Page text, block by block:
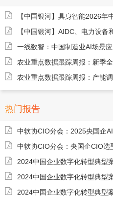
一线数智：中国制造业AI场景应
热门报告
中软协CIO分会：2025央国企
中软协CIO分会：央国企CIO
2024中国企业数字化转型典
2024中国企业数字化转型典
2024中国企业数字化转型典